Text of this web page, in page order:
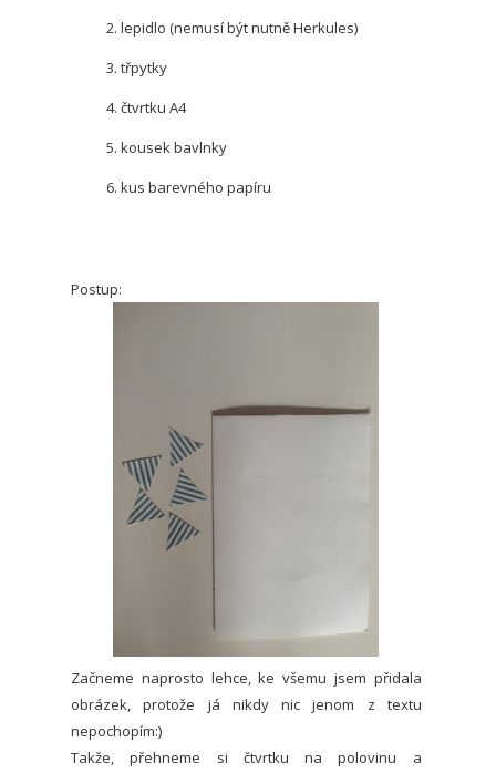
lepidlo (nemusí být nutně Herkules)
třpytky
čtvrtku A4
kousek bavlnky
kus barevného papíru
Postup:
Začneme naprosto lehce, ke všemu jsem přidala
obrázek, protože já nikdy nic jenom z textu
nepochopím:)
Takže, přehneme si čtvrtku na polovinu a